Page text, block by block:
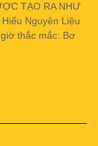
TẠO RA NHƯ
Nguyên Liệu
thắc mắc: Bơ